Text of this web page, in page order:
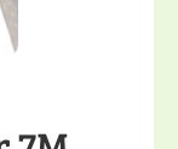
RoFlexs Zäune